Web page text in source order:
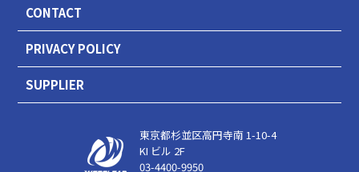
CONTACT
PRIVACY POLICY
SUPPLIER
東京都杉並区高円寺南 1-10-4
KI ビル 2F
03-4400-9950